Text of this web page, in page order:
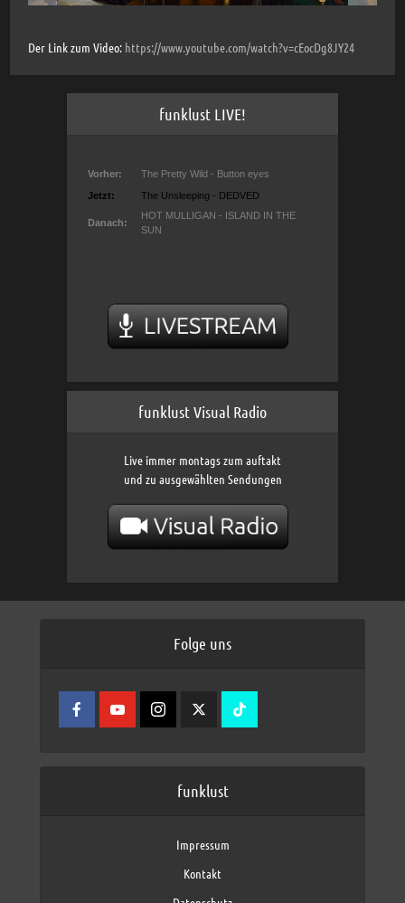
Der Link zum Video: https://www.youtube.com/watch?v=cEocDg8JY24
funklust LIVE!
funklust Visual Radio
Live immer montags zum auftakt
und zu ausgewählten Sendungen
Folge uns
funklust
Impressum
Kontakt